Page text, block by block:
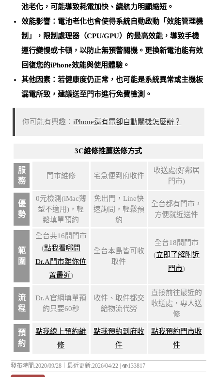
池老化 ，可能導致耗電加快、續航力明顯縮短。
效能影響：電池老化也會使得系統自動啟動「效能管理機
制」，限制處理器（CPU/GPU）的最高效能，導致手機
運行變慢或卡頓，以防止無預警關機。 更換新電池能有效
回復您的iPhone效能與使用體驗 。
其他因素：若健康度仍正常，也可能是系統異常或主機板
漏電所致 ，建議送至門市進行免費檢測。
你可能有興趣：iPhone還有電卻自動關機怎麼辦？
3C維修推薦送修方式
服
務
門市維修 宅急便到府收件
收送處(好鄰居
門市)
優
勢
0元檢測(iMac薄
型不適用)，輕
鬆填單預約
免出門，Line快
速詢問，輕鬆預
約
全台都有門市，
方便就近送件
範
圍
全台共16間門市
(點我看哪間
Dr.A門市離你位
置最近)
全台本島皆可收
取件
全台18間門市
(立即了解附近
門市)
流
程
Dr.A官網填單預
約只要60秒
收件、取件都交
給物流代勞
直接前往最近的
收送處，專人送
修
預
約
點我線上預約維
修
點我預約到府收
件
點我預約門市收
件
發布時間:2020/09/28｜最近更新:2026/04/22 | 133817